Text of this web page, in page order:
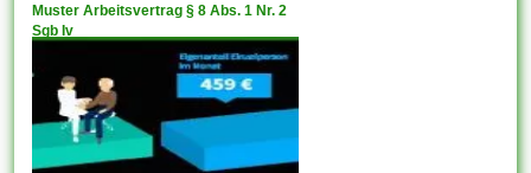
Muster Arbeitsvertrag § 8 Abs. 1 Nr. 2
Sgb Iv